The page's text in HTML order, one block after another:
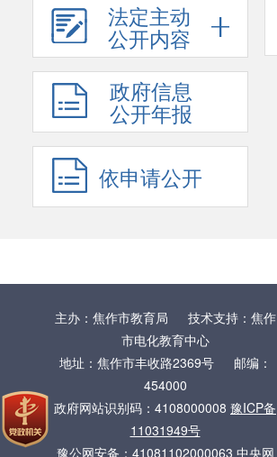
法定主动
公开内容
政府信息
公开年报
依申请公开
主办：焦作市教育局 技术支持：焦作
市电化教育中心
地址：焦作市丰收路2369号 邮编：
454000
政府网站识别码：4108000008 豫ICP备
11031949号
豫公网安备：41081102000063 中央网